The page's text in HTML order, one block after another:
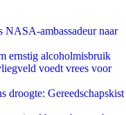
ambassadeur naar
ernstig alcoholmisbruik
voedt vrees voor
droogte: Gereedschapskist